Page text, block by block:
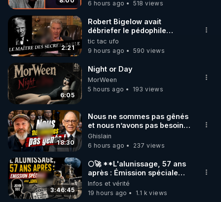
code : REGENERE10
▶ 30 jours gratuit sur l’application de méditation et
de bien-être ENVOL :
Rendez-vous sur https://www.envol.app/code
le code : REGENERE
6 hours ago 518 views
2:21
Robert Bigelow avait
débriefer le pédophile
génocidaire de donald j
trump
tic tac ufo
9 hours ago
590 views
6:05
Night or Day
MorWeen
5 hours ago
193 views
18:30
Nous ne sommes pas gênés
et nous n’avons pas besoin
de nous excuser ! #jw
#jehovah #collegecentral
Ghislain
6 hours ago
237 views
3:46:45
🌕🚀 **L'alunissage, 57 ans
après : Émission spéciale
avec John Doe !** 👨 🚀✨
Infos et vérité
19 hours ago
1.1 k views